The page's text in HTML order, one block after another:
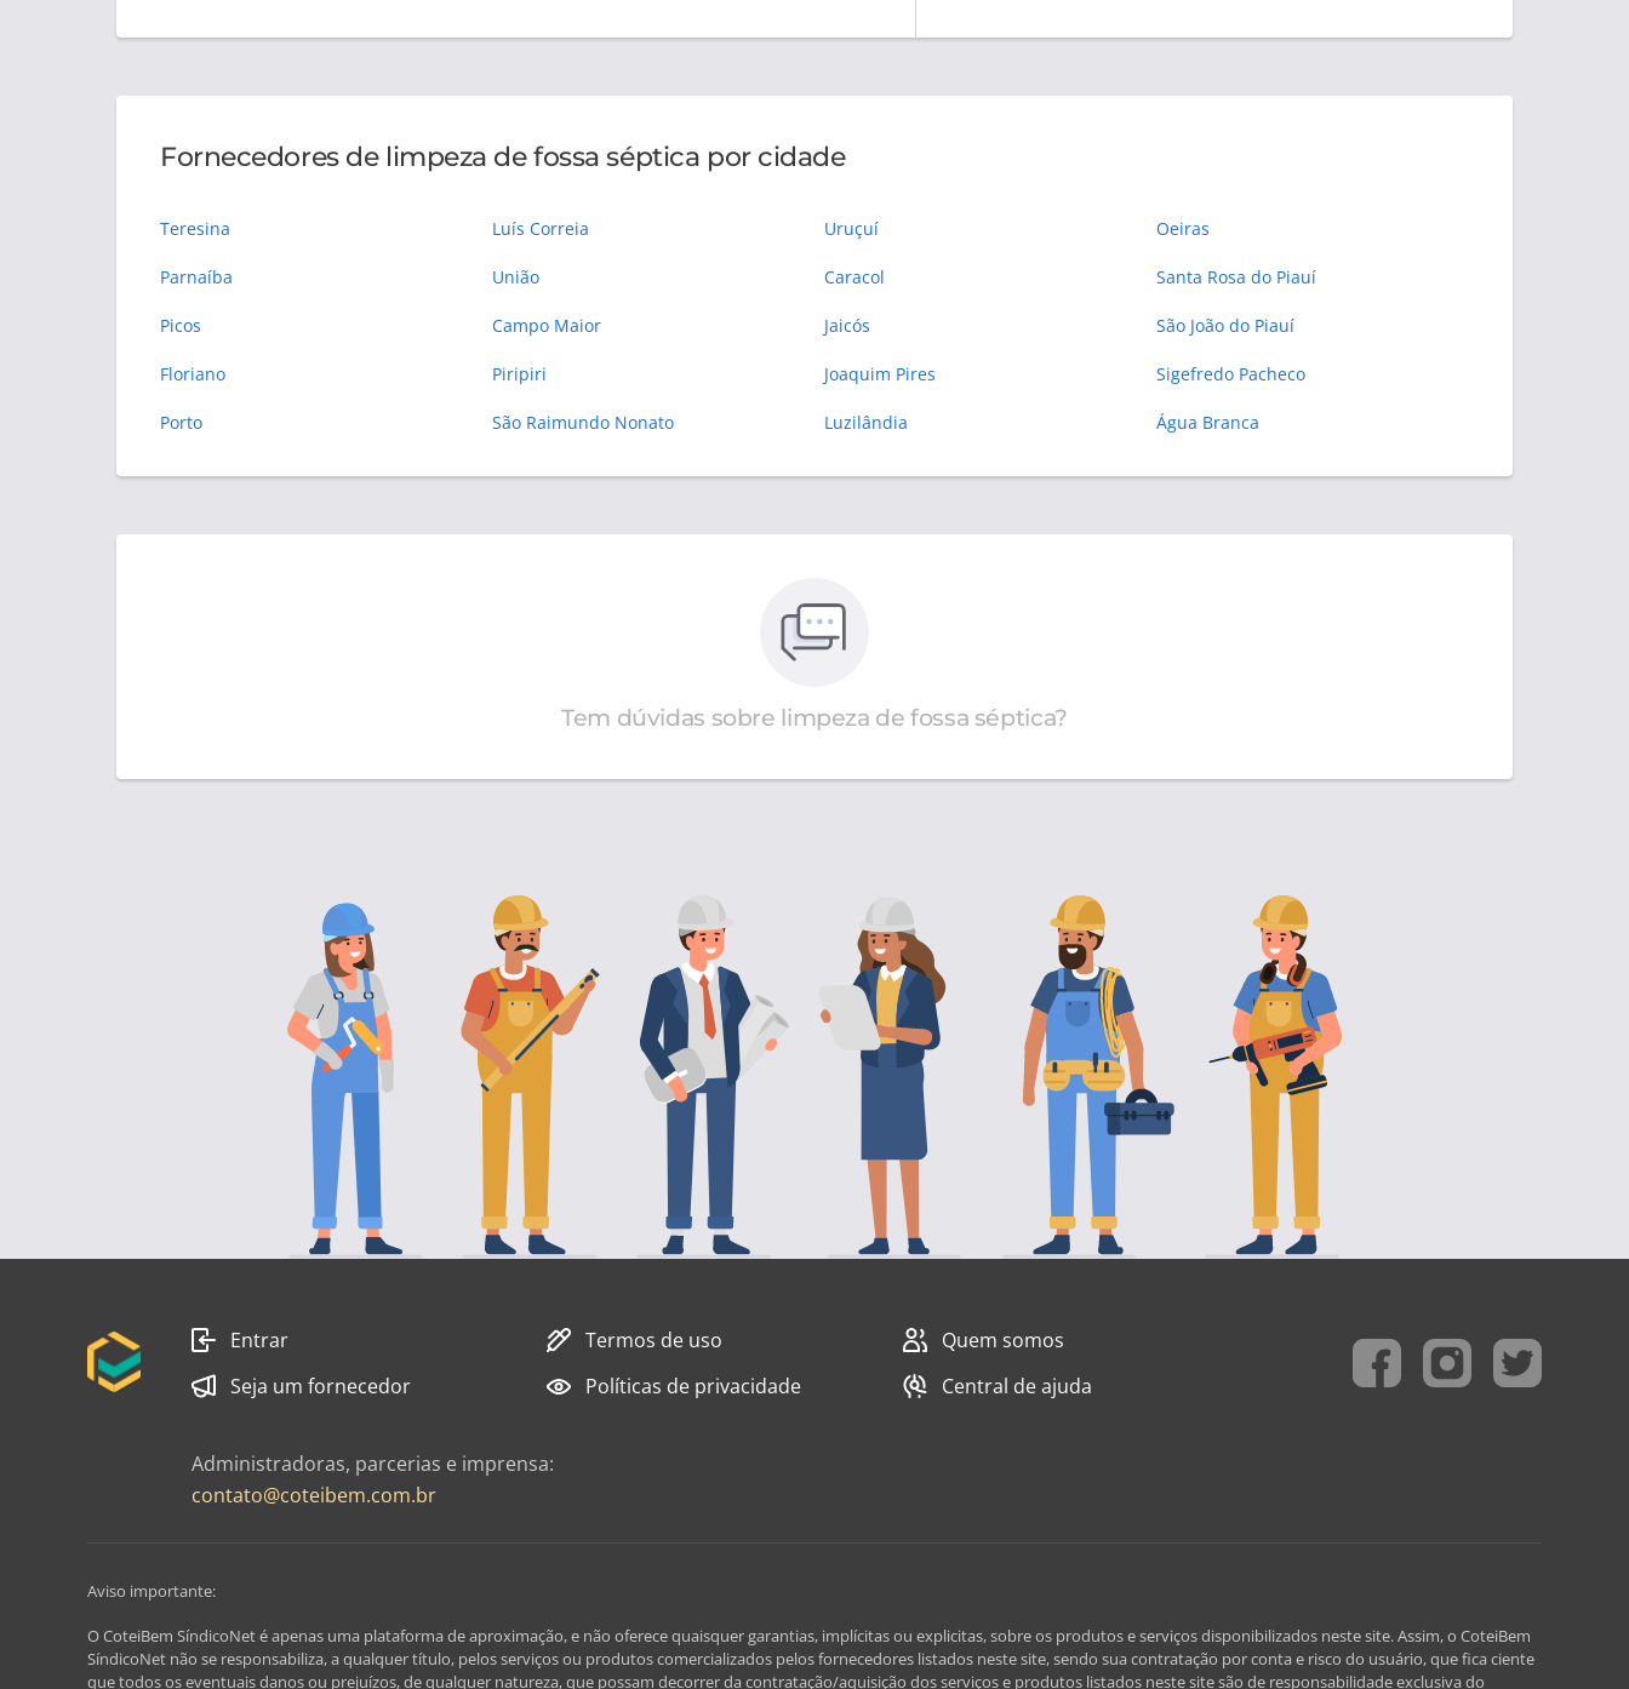
Fornecedores de limpeza de fossa séptica por cidade
Teresina
Parnaíba
Picos
Floriano
Porto
Luís Correia
União
Campo Maior
Piripiri
São Raimundo Nonato
Uruçuí
Caracol
Jaicós
Joaquim Pires
Luzilândia
Oeiras
Santa Rosa do Piauí
São João do Piauí
Sigefredo Pacheco
Água Branca
Tem dúvidas sobre limpeza de fossa séptica?
Entrar
Seja um fornecedor
Termos de uso
Políticas de privacidade
Quem somos
Central de ajuda
Administradoras, parcerias e imprensa:
contato@coteibem.com.br
Aviso importante:
O CoteiBem SíndicoNet é apenas uma plataforma de aproximação, e não oferece quaisquer garantias, implícitas ou explicitas, sobre os produtos e serviços disponibilizados neste site. Assim, o CoteiBem
SíndicoNet não se responsabiliza, a qualquer título, pelos serviços ou produtos comercializados pelos fornecedores listados neste site, sendo sua contratação por conta e risco do usuário, que fica ciente
que todos os eventuais danos ou prejuízos, de qualquer natureza, que possam decorrer da contratação/aquisição dos serviços e produtos listados neste site são de responsabilidade exclusiva do